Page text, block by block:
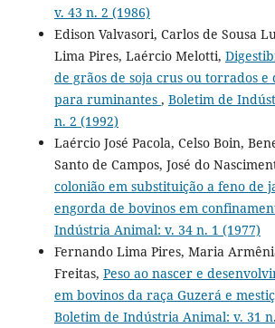
v. 43 n. 2 (1986)
Edison Valvasori, Carlos de Sousa
Lima Pires, Laércio Melotti,
de grãos de soja crus ou torrados e
para ruminantes , Boletim de
n. 2 (1992)
Laércio José Pacola, Celso Boin,
Santo de Campos, José do
colonião em substituição a feno de
engorda de bovinos em
Indústria Animal: v. 34 n. 1 (1977)
Fernando Lima Pires, Maria
Freitas, Peso ao nascer e
em bovinos da raça Guzerá e
Boletim de Indústria Animal: v. 31